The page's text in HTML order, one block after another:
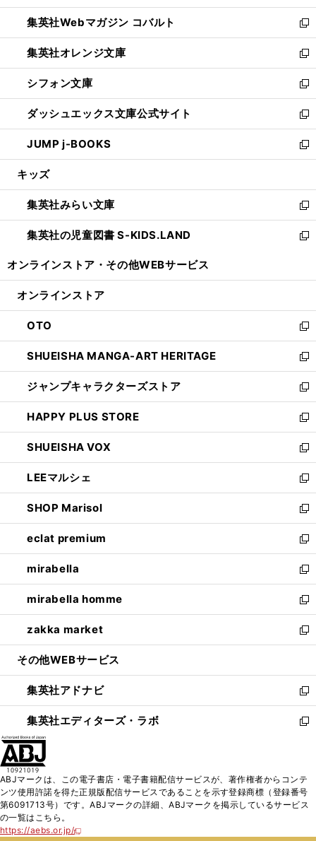
開
く
ウ
で
開
く
ン
ド
ウ
で
開
く
ウ
ィ
ン
ド
ウ
で
開
く
集英社Webマガジン コバルト
新
し
い
ウ
ィ
ン
ド
ウ
で
開
集英社オレンジ文庫
新
し
い
ウ
ィ
ン
ド
ウ
開
く
シフォン文庫
新
し
い
ウ
ィ
ン
ウ
で
開
く
ダッシュエックス文庫公式サイト
新
し
い
ウ
ン
ド
ウ
で
JUMP j-BOOKS
新
し
ウ
ィ
ン
ド
開
キッズ
集英社みらい文庫
新
し
い
ン
ウ
で
開
く
集英社の児童図書 S-KIDS.LAND
新
ウ
ン
ド
ウ
で
開
く
オンラインストア・ その他WEBサービス
オンラインストア
OTO
新
し
い
ウ
ィ
ン
ド
ウ
で
開
く
SHUEISHA MANGA-ART HERITAGE
新
し
い
ウ
ィ
ン
ド
ウ
で
開
く
ジャンプキャラクターズストア
新
し
い
ウ
ィ
ン
ド
ウ
で
開
く
HAPPY PLUS STORE
新
し
い
ウ
ィ
ン
ド
ウ
で
開
く
SHUEISHA VOX
新
し
い
ウ
ィ
ン
ド
ウ
で
開
く
LEEマルシェ
新
し
い
ウ
ィ
ン
ド
ウ
で
開
く
SHOP Marisol
新
し
い
ウ
ィ
ン
ド
ウ
で
開
eclat premium
新
し
い
ウ
ィ
ン
ド
ウ
開
く
mirabella
新
し
い
ウ
ィ
ン
ウ
で
開
く
mirabella homme
新
し
い
ウ
ン
ド
ウ
で
zakka market
新
し
ウ
ィ
ン
ド
く
その他WEBサービス
集英社アドナビ
新
し
い
ド
ウ
で
集英社エディターズ・ラボ
新
ィ
ン
ABJマークは、この電子書店・電子書籍配信サービスが、著作権者からコンテ
ンツ使用許諾を得た正規版配信サービスであることを示す登録商標（登録番号
第6091713号）です。ABJマークの詳細、ABJマークを掲示しているサービス
の一覧はこちら。
https://aebs.or.jp/
新